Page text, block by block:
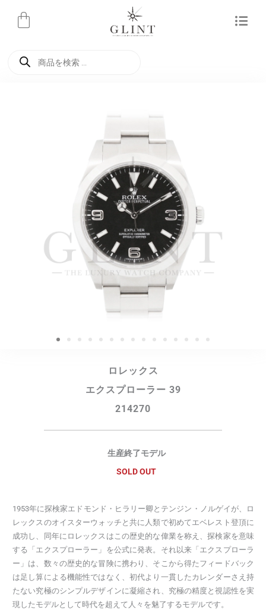
ロレックス
エクスプローラー 39
214270
生産終了モデル
SOLD OUT
1953年に探検家エドモンド・ヒラリー卿とテンジン・ノルゲイが、ロ
レックスのオイスターウォッチと共に人類で初めてエベレスト登頂に
成功し、同年にロレックスはこの歴史的な偉業を称え、探検家を意味
する「エクスプローラー」を公式に発表。それ以来「エクスプローラ
ー」は、数々の歴史的な冒険に携わり、そこから得たフィードバック
は足し算による機能性ではなく、初代より一貫したカレンダーさえ持
たない究極のシンプルデザインに凝縮され、究極の精度と視認性を実
現したモデルとして時代を超えて人々を魅了するモデルです。